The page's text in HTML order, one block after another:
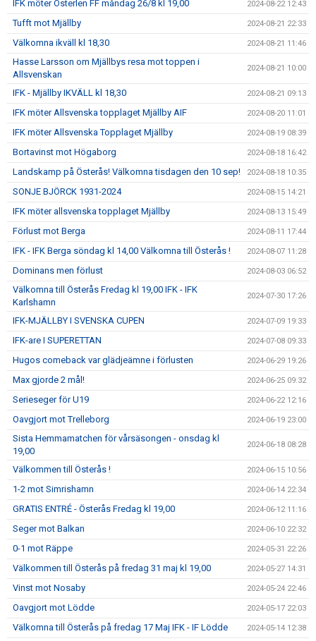
IFK möter Österlen FF måndag 26/8 kl 19,00 2024-08-22 12:43
Tufft mot Mjällby 2024-08-21 22:33
Välkomna ikväll kl 18,30 2024-08-21 11:46
Hasse Larsson om Mjällbys resa mot toppen i
Allsvenskan
2024-08-21 10:00
IFK - Mjällby IKVÄLL kl 18,30 2024-08-21 09:13
IFK möter Allsvenska topplaget Mjällby AIF 2024-08-20 11:01
IFK möter Allsvenska Topplaget Mjällby 2024-08-19 08:39
Bortavinst mot Högaborg 2024-08-18 16:42
Landskamp på Österås! Välkomna tisdagen den 10 sep! 2024-08-18 10:35
SONJE BJÖRCK 1931-2024 2024-08-15 14:21
IFK möter allsvenska topplaget Mjällby 2024-08-13 15:49
Förlust mot Berga 2024-08-11 17:44
IFK - IFK Berga söndag kl 14,00 Välkomna till Österås ! 2024-08-07 11:28
Dominans men förlust 2024-08-03 06:52
Välkomna till Österås Fredag kl 19,00 IFK - IFK
Karlshamn
2024-07-30 17:26
IFK-MJÄLLBY I SVENSKA CUPEN 2024-07-09 19:33
IFK-are I SUPERETTAN 2024-07-08 09:33
Hugos comeback var glädjeämne i förlusten 2024-06-29 19:26
Max gjorde 2 mål! 2024-06-25 09:32
Serieseger för U19 2024-06-22 12:16
Oavgjort mot Trelleborg 2024-06-19 23:00
Sista Hemmamatchen för vårsäsongen - onsdag kl
19,00
2024-06-18 08:28
Välkommen till Österås ! 2024-06-15 10:56
1-2 mot Simrishamn 2024-06-14 22:34
GRATIS ENTRÉ - Österås Fredag kl 19,00 2024-06-12 11:16
Seger mot Balkan 2024-06-10 22:32
0-1 mot Räppe 2024-05-31 22:26
Välkommen till Österås på fredag 31 maj kl 19,00 2024-05-27 14:31
Vinst mot Nosaby 2024-05-24 22:46
Oavgjort mot Lödde 2024-05-17 22:03
Välkomna till Österås på fredag 17 Maj IFK - IF Lödde 2024-05-14 12:38